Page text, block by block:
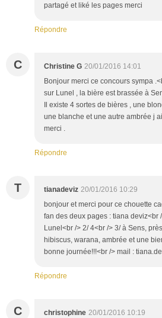
partagé et liké les pages merci
Répondre
C Christine G 20/01/2016 14:01
Bonjour merci ce concours sympa
sur Lunel , la bière est brassée à
Il existe 4 sortes de bières , une
une blanche et une autre ambrée j
merci .
Répondre
T tianadeviz 20/01/2016 10:29
bonjour et merci pour ce chouette
fan des deux pages : tiana deviz<br
Lunel<br /> 2/ 4<br /> 3/ à Sens,
hibiscus, warana, ambrée et une
bonne journée!!!<br /> mail :
Répondre
C christophine 20/01/2016 10:19